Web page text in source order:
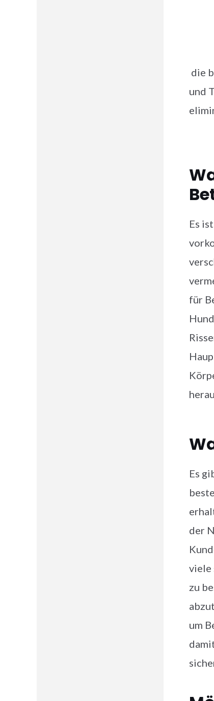
die
und
Es
für
Es
der
viele
zu
um